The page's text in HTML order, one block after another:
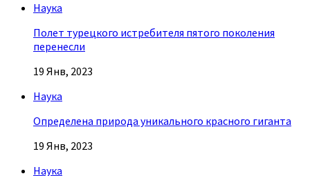
Наука
Полет турецкого истребителя пятого поколения
перенесли
19 Янв, 2023
Наука
Определена природа уникального красного гиганта
19 Янв, 2023
Наука